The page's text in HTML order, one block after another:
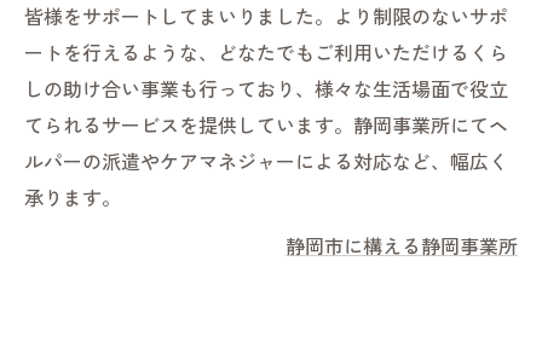
皆様をサポートしてまいりました。より制限のないサポ
ートを行えるような、どなたでもご利用いただけるくら
しの助け合い事業も行っており、様々な生活場面で役立
てられるサービスを提供しています。静岡事業所にてヘ
ルパーの派遣やケアマネジャーによる対応など、幅広く
承ります。
静岡市に構える静岡事業所